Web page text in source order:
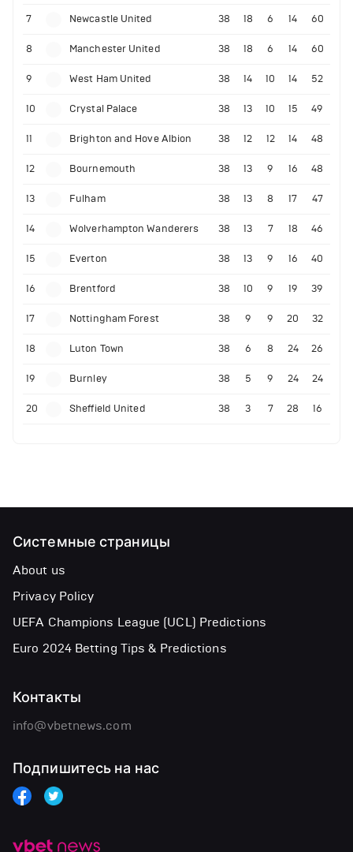
7 Newcastle United 38 18 6 14 60
8 Manchester United 38 18 6 14 60
9 West Ham United 38 14 10 14 52
10 Crystal Palace 38 13 10 15 49
11 Brighton and Hove Albion 38 12 12 14 48
12 Bournemouth 38 13 9 16 48
13 Fulham 38 13 8 17 47
14 Wolverhampton Wanderers 38 13 7 18 46
15 Everton 38 13 9 16 40
16 Brentford 38 10 9 19 39
17 Nottingham Forest 38 9 9 20 32
18 Luton Town 38 6 8 24 26
19 Burnley 38 5 9 24 24
20 Sheffield United 38 3 7 28 16
Системные страницы
About us
Privacy Policy
UEFA Champions League (UCL) Predictions
Euro 2024 Betting Tips & Predictions
Контакты
info@vbetnews.com
Подпишитесь на нас